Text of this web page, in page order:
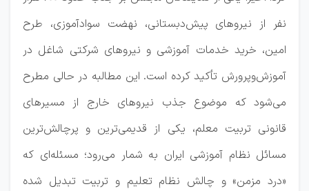
نفر از نیروهای پیش‌دبستانی، نهضت سوادآموزی، طرح
امین، خرید خدمات آموزشی و نیروهای شرکتی شاغل در
آموزش‌وپرورش تأکید کرده است. این مطالبه در حالی مطرح
می‌شود که موضوع جذب نیروهای خارج از مسیرهای
قانونی تربیت معلم، یکی از قدیمی‌ترین و پرچالش‌ترین
مسائل نظام آموزشی ایران به شمار می‌رود؛ مسئله‌ای که
«درد مزمن» و چالش نظام تعلیم و تربیت تبدیل شده